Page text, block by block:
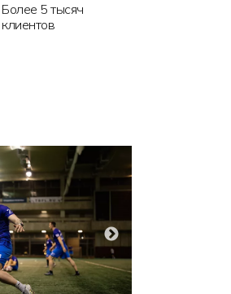
Более 5 тысяч
клиентов